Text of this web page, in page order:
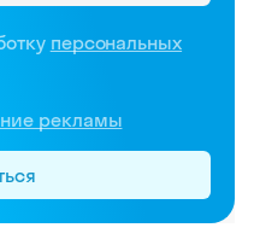
персональных
рекламы